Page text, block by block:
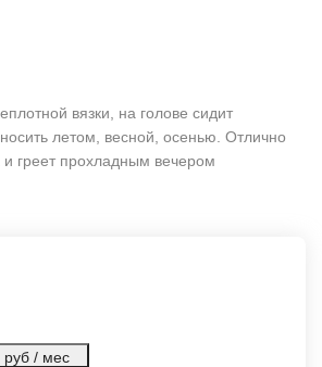
вязки, на голове сидит
летом, весной, осенью. Отлично
греет прохладным вечером
руб / мес